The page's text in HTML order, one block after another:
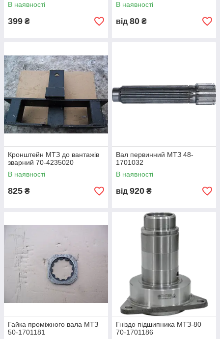
В наявності
399 ₴
В наявності
від 80 ₴
Кронштейн МТЗ до вантажів
зварний 70-4235020
В наявності
825 ₴
Вал первинний МТЗ 48-
1701032
В наявності
від 920 ₴
Гайка проміжного вала МТЗ
50-1701181
Гніздо підшипника МТЗ-80
70-1701186